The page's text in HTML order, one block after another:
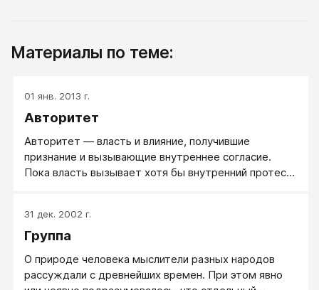
Материалы по теме:
01 янв. 2013 г.
Авторитет
Авторитет — власть и влияние, получившие
признание и вызывающие внутреннее согласие.
Пока власть вызывает хотя бы внутренний протест
31 дек. 2002 г.
Группа
О природе человека мыслители разных народов
рассуждали с древнейших времен. При этом явно